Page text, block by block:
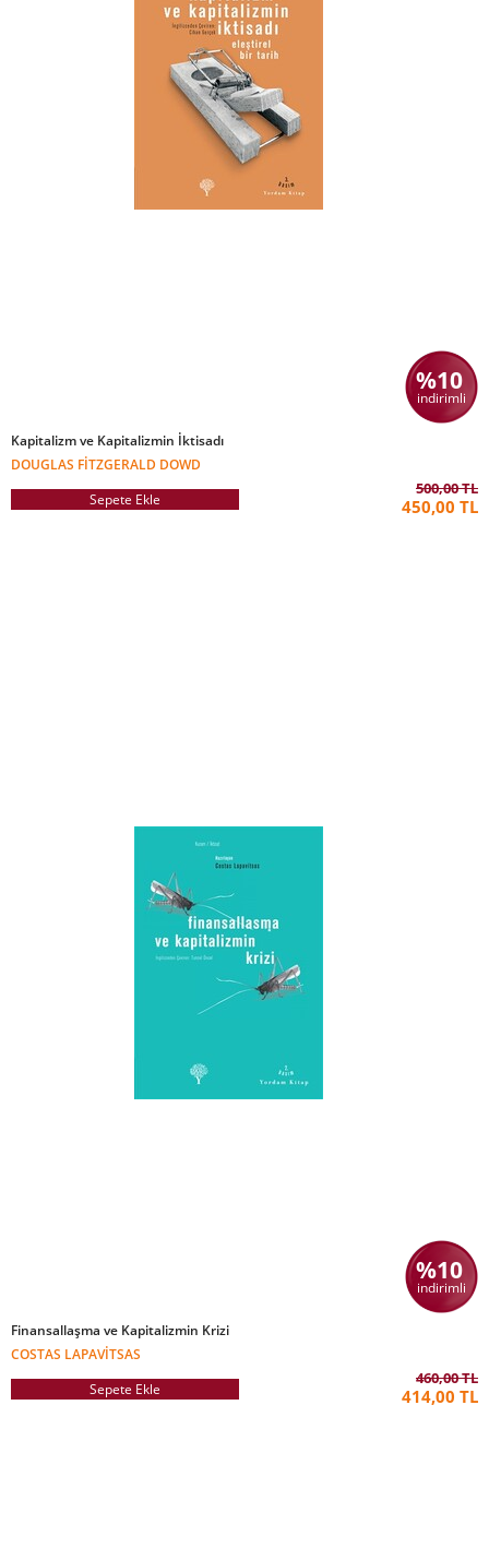
%10
indirimli
Kapitalizm ve Kapitalizmin İktisadı
DOUGLAS FITZGERALD DOWD
Sepete Ekle
500,00 TL
450,00 TL
%10
indirimli
Finansallaşma ve Kapitalizmin Krizi
COSTAS LAPAVITSAS
Sepete Ekle
460,00 TL
414,00 TL